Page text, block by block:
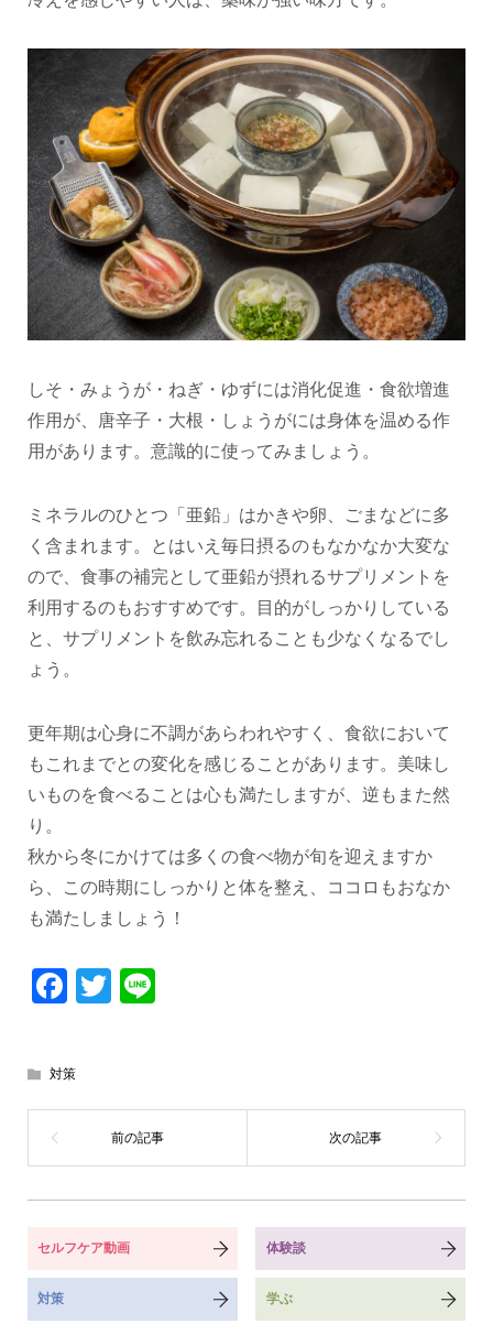
しそ・みょうが・ねぎ・ゆずには消化促進・食欲増進
作用が、唐辛子・大根・しょうがには身体を温める作
用があります。意識的に使ってみましょう。
ミネラルのひとつ「亜鉛」はかきや卵、ごまなどに多
く含まれます。とはいえ毎日摂るのもなかなか大変な
ので、食事の補完として亜鉛が摂れるサプリメントを
利用するのもおすすめです。目的がしっかりしている
と、サプリメントを飲み忘れることも少なくなるでし
ょう。
更年期は心身に不調があらわれやすく、食欲において
もこれまでとの変化を感じることがあります。美味し
いものを食べることは心も満たしますが、逆もまた然
り。
秋から冬にかけては多くの食べ物が旬を迎えますか
ら、この時期にしっかりと体を整え、ココロもおなか
も満たしましょう！
Facebook
Twitter
対策
セルフケア動画 体験談
対策 学ぶ